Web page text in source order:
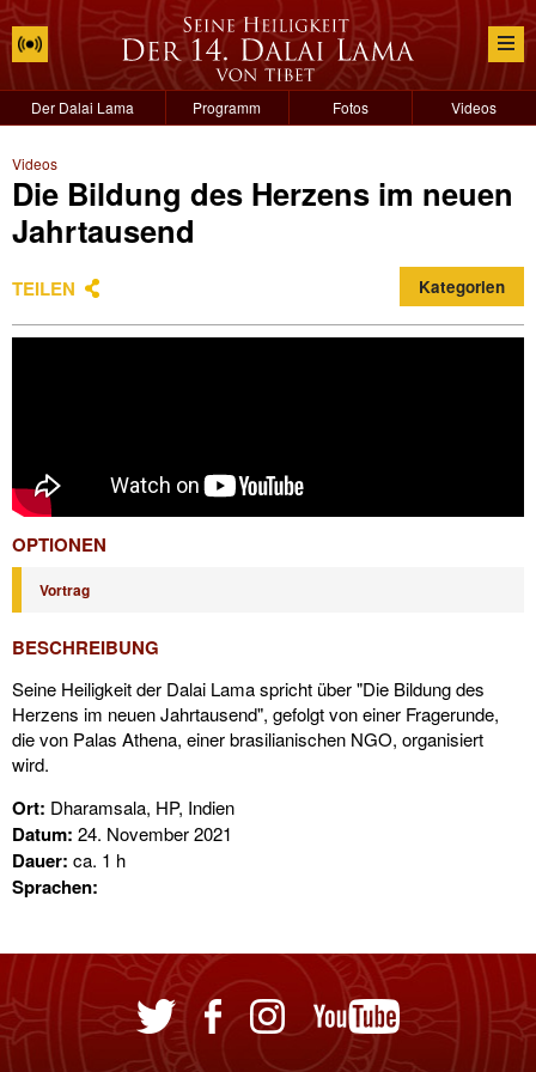
Der Dalai Lama Programm Fotos Videos
Videos
Die Bildung des Herzens im neuen
Jahrtausend
TEILEN Kategorien
OPTIONEN
Vortrag
BESCHREIBUNG
Seine Heiligkeit der Dalai Lama spricht über "Die Bildung des
Herzens im neuen Jahrtausend", gefolgt von einer Fragerunde,
die von Palas Athena, einer brasilianischen NGO, organisiert
wird.
Ort: Dharamsala, HP, Indien
Datum: 24. November 2021
Dauer: ca. 1 h
Sprachen: